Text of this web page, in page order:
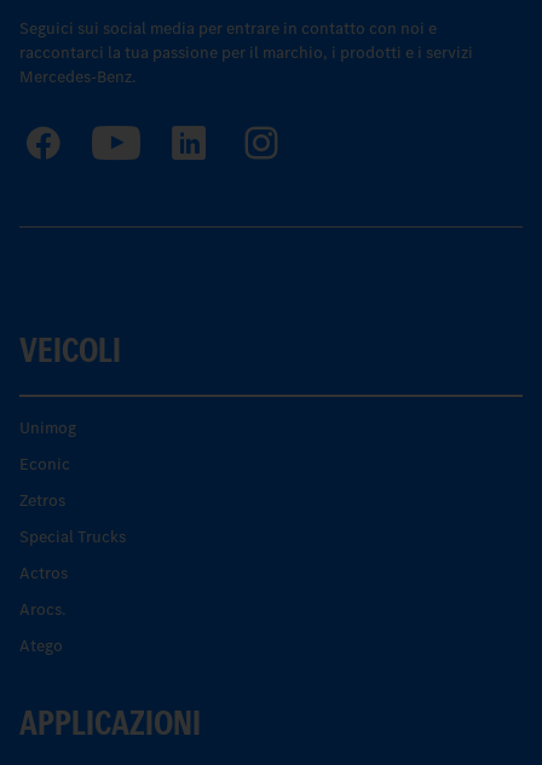
Seguici sui social media per entrare in contatto con noi e
raccontarci la tua passione per il marchio, i prodotti e i servizi
Mercedes-Benz.
VEICOLI
Unimog
Econic
Zetros
Special Trucks
Actros
Arocs.
Atego
APPLICAZIONI